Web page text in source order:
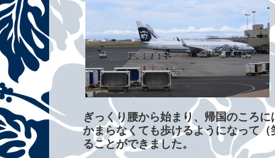
ぎっくり腰から始まり、帰国のころ
かまらなくても歩けるようになって
ることができました。